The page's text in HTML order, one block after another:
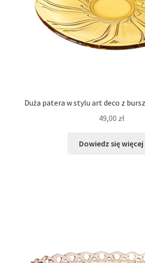
Duża patera w stylu art deco z
49,00 zł
Dowiedz się więcej